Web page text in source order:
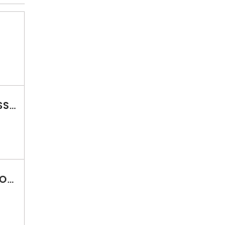
ECUSSON BAC BASSE VISIBLITÉ
ECUSSON PVC BISOUNOURS - EDITION LIMITÉE